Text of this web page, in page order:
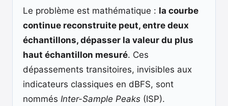
Le problème est mathématique : la courbe
continue reconstruite peut, entre deux
échantillons, dépasser la valeur du plus
haut échantillon mesuré. Ces
dépassements transitoires, invisibles aux
indicateurs classiques en dBFS, sont
nommés Inter-Sample Peaks (ISP).